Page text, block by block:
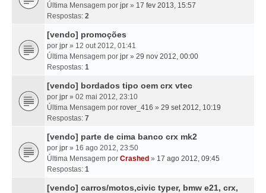
Última Mensagem por jpr » 17 fev 2013, 15:57
Respostas: 2
[vendo] promoções
por jpr » 12 out 2012, 01:41
Última Mensagem por jpr » 29 nov 2012, 00:00
Respostas: 1
[vendo] bordados tipo oem crx vtec
por jpr » 02 mai 2012, 23:10
Última Mensagem por rover_416 » 29 set 2012, 10:19
Respostas: 7
[vendo] parte de cima banco crx mk2
por jpr » 16 ago 2012, 23:50
Última Mensagem por Crashed » 17 ago 2012, 09:45
Respostas: 1
[vendo] carros/motos,civic typer, bmw e21, crx,